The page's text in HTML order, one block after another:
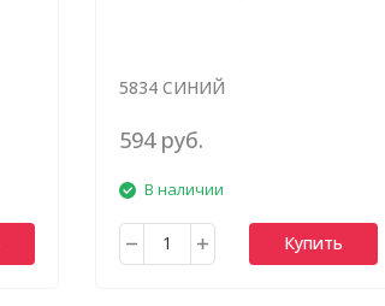
5834 СИНИЙ
594 руб.
В наличии
Купить